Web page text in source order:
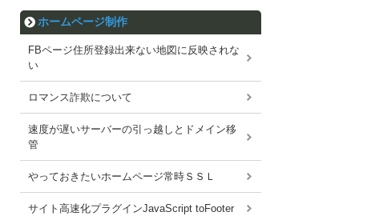
ホームページ制作
FBページ住所登録出来ない地図に反映されな
い
ロマンス詐欺について
速度が遅いサーバーの引っ越しとドメイン移
管
やっておきたいホームページ常時ＳＳＬ
サイト高速化プラグインJavaScript toFooter